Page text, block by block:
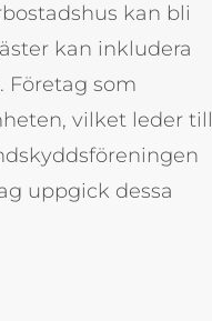
kan bli
kan inkludera
Företag som
vilket leder till
uppgick dessa